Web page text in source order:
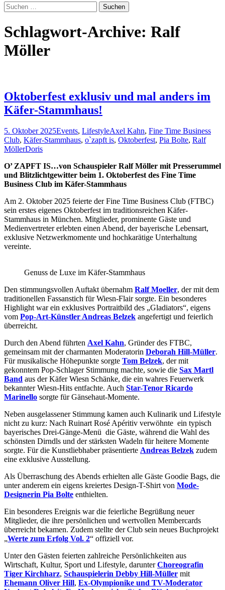
Suchen
nach:
Schlagwort-Archive: Ralf
Möller
Oktoberfest exklusiv und mal anders im
Käfer-Stammhaus!
5. Oktober 2025Events, LifestyleAxel Kahn, Fine Time Business
Club, Käfer-Stammhaus, o`zapft is, Oktoberfest, Pia Bolte, Ralf
MöllerDoris
O’ ZAPFT IS…von Schauspieler Ralf Möller mit Presserummel
und Blitzlichtgewitter beim 1. Oktoberfest des Fine Time
Business Club im Käfer-Stammhaus
Am 2. Oktober 2025 feierte der Fine Time Business Club (FTBC)
sein erstes eigenes Oktoberfest im traditionsreichen Käfer-
Stammhaus in München. Mitglieder, prominente Gäste und
Medienvertreter erlebten einen Abend, der bayerische Lebensart,
exklusive Netzwerkmomente und hochkarätige Unterhaltung
vereinte.
Genuss de Luxe im Käfer-Stammhaus
Den stimmungsvollen Auftakt übernahm Ralf Moeller, der mit dem
traditionellen Fassanstich für Wiesn-Flair sorgte. Ein besonderes
Highlight war ein exklusives Portraitbild des „Gladiators“, eigens
vom Pop-Art-Künstler Andreas Belzek angefertigt und feierlich
überreicht.
Durch den Abend führten Axel Kahn, Gründer des FTBC,
gemeinsam mit der charmanten Moderatorin Deborah Hill-Müller.
Für musikalische Höhepunkte sorgte Tom Belzek, der mit
gekonntem Pop-Schlager Stimmung machte, sowie die Sax Martl
Band aus der Käfer Wiesn Schänke, die ein wahres Feuerwerk
bekannter Wiesn-Hits entfachte. Auch Star-Tenor Ricardo
Marinello sorgte für Gänsehaut-Momente.
Neben ausgelassener Stimmung kamen auch Kulinarik und Lifestyle
nicht zu kurz: Nach Ruinart Rosé Apéritiv verwöhnte ein typisch
bayerisches Drei-Gänge-Menü die Gäste, während die Wahl des
schönsten Dirndls und der stärksten Wadeln für heitere Momente
sorgte. Für die Kunstliebhaber präsentierte Andreas Belzek zudem
eine exklusive Ausstellung.
Als Überraschung des Abends erhielten alle Gäste Goodie Bags, die
unter anderem ein eigens kreiertes Design-T-Shirt von Mode-
Designerin Pia Bolte enthielten.
Ein besonderes Ereignis war die feierliche Begrüßung neuer
Mitglieder, die ihre persönlichen und wertvollen Membercards
überreicht bekamen. Zudem stellte der Club sein neues Buchprojekt
„Werte zum Erfolg Vol. 2“ offiziell vor.
Unter den Gästen feierten zahlreiche Persönlichkeiten aus
Wirtschaft, Kultur, Sport und Lifestyle, darunterChoreografin
Tiger Kirchharz, Schauspielerin Debby Hill-Müller mit
Ehemann Oliver Hill, Ex-Olympionike und TV-Moderator